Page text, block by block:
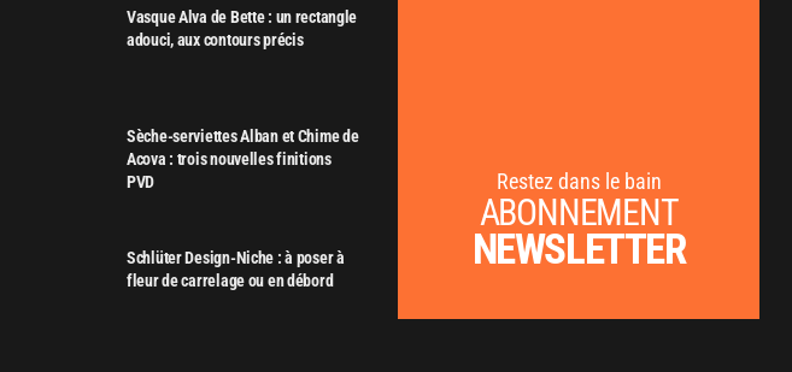
Vasque Alva de Bette : un rectangle
adouci, aux contours précis
Sèche-serviettes Alban et Chime de
Acova : trois nouvelles finitions
PVD
Schlüter Design-Niche : à poser à
fleur de carrelage ou en débord
Restez dans le bain
ABONNEMENT
NEWSLETTER